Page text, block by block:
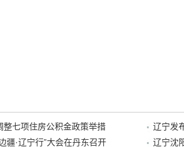
整七项住房公积金政策举措
辽宁发
疆·辽宁行”大会在丹东召开
辽宁沈